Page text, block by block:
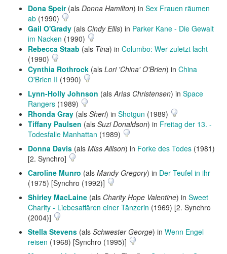
Dona Speir(als Donna Hamilton) in Sex Frauen räumen
ab (1990)
Gail O'Grady (als Cindy Ellis) in Parker Kane - Die Gewalt
im Nacken (1990)
Rebecca Staab (als Tina) in Columbo: Wer zuletzt lacht
(1990)
Cynthia Rothrock (als Lori 'China' O'Brien) in China
O'Brien II (1990)
Lynn-Holly Johnson (alsArias Christensen) in Space
Rangers (1989)
Rhonda Gray (als Sheri) in Shotgun (1989)
Tiffany Paulsen (als Suzi Donaldson) in Freitag der 13. -
Todesfalle Manhattan (1989)
Donna Davis (als Miss Allison) in Forke des Todes (1981)
[2. Synchro]
Caroline Munro (als Mandy Gregory) in Der Teufel in ihr
(1975) [Synchro (1992)]
Shirley MacLaine (als Charity Hope Valentine) in Sweet
Charity - Liebesaffären einer Tänzerin (1969) [2. Synchro
(2004)]
Stella Stevens (als Schwester George) in Wenn Engel
reisen (1968) [Synchro (1995)]